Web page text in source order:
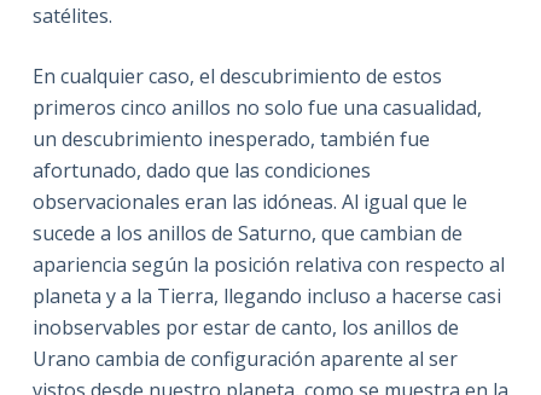
satélites.
En cualquier caso, el descubrimiento de estos
primeros cinco anillos no solo fue una casualidad,
un descubrimiento inesperado, también fue
afortunado, dado que las condiciones
observacionales eran las idóneas. Al igual que le
sucede a los anillos de Saturno, que cambian de
apariencia según la posición relativa con respecto al
planeta y a la Tierra, llegando incluso a hacerse casi
inobservables por estar de canto, los anillos de
Urano cambia de configuración aparente al ser